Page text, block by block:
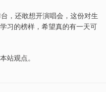
，还敢想开演唱会，这份对生
习的榜样，希望真的有一天可
站观点。